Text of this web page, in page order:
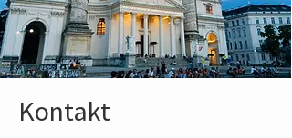
Kontakt